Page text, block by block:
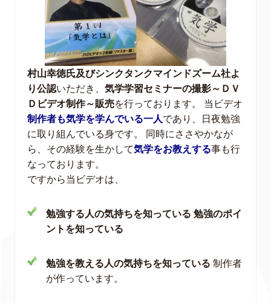
村山幸徳氏及びシンクタンクマインドズーム社よ
り公認いただき、 気学学習セミナーの撮影～ＤＶ
Ｄビデオ制作～販売を行っております。 当ビデオ
制作者も気学を学んでいる一人であり、日夜勉強
に取り組んでいる身です。 同時にささやかなが
ら、その経験を生かして気学をお教えする事も行
なっております。
ですから当ビデオは、
勉強する人の気持ちを知っている 勉強のポイ
ントを知っている
勉強を教える人の気持ちを知っている 制作者
が作っています。